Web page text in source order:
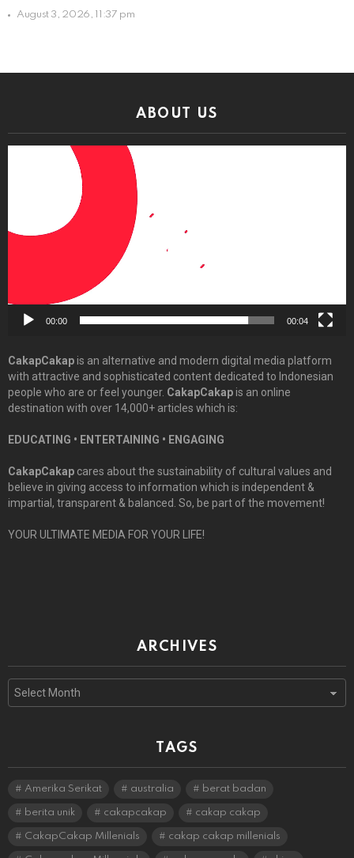
August 3, 2026, 11:37 pm
ABOUT US
00:00 00:04
CakapCakapis an alternative and modern digital media platform
with attractive and sophisticated content dedicated to Indonesian
people who are or feel younger. CakapCakapis an online
destination with over 14,000+ articles which is:
EDUCATING • ENTERTAINING • ENGAGING
CakapCakap cares about the sustainability of cultural values and
believe in giving access to information which is independent &
impartial, transparent & balanced. So, be part of the movement!
YOUR ULTIMATE MEDIA FOR YOUR LIFE!
ARCHIVES
TAGS
Amerika Serikat australia berat badan
berita unik cakapcakap cakap cakap
CakapCakap Millenials cakap cakap millenials